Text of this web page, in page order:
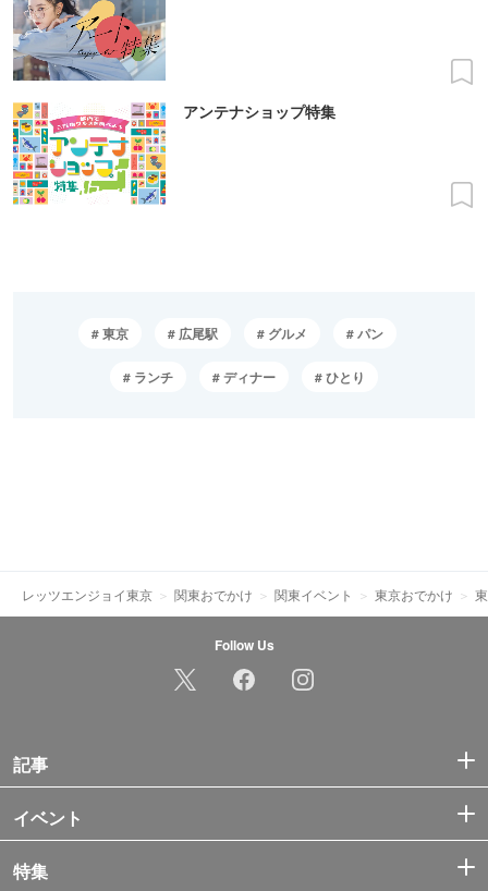
アンテナショップ特集
東京 広尾駅 グルメ パン
ランチ ディナー ひとり
レッツエンジョイ東京 関東おでかけ 関東イベント 東京おでかけ
Follow Us
記事
イベント
特集